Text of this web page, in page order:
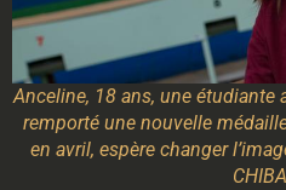
Anceline, 18 ans, une étudiante
remporté une nouvelle
en avril, espère changer